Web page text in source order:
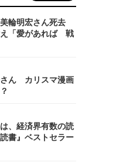
輪明宏さん死去
え「愛があれば 戦
さん カリスマ漫画
、経済界有数の読
書』ベストセラー